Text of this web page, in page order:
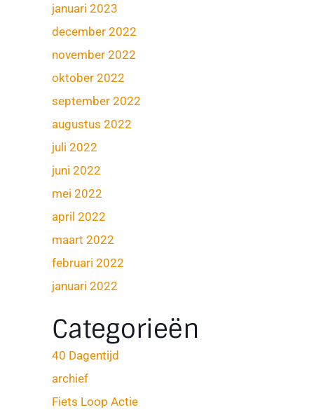
januari 2023
december 2022
november 2022
oktober 2022
september 2022
augustus 2022
juli 2022
juni 2022
mei 2022
april 2022
maart 2022
februari 2022
januari 2022
Categorieën
40 Dagentijd
archief
Fiets Loop Actie